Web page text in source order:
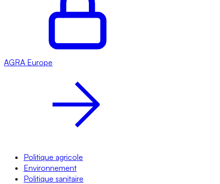
AGRA Europe
Politique agricole
Environnement
Politique sanitaire